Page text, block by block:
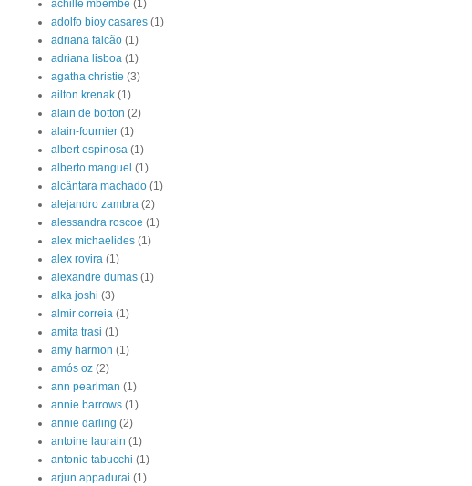
achille mbembe (1)
adolfo bioy casares (1)
adriana falcão (1)
adriana lisboa (1)
agatha christie (3)
ailton krenak (1)
alain de botton (2)
alain-fournier (1)
albert espinosa (1)
alberto manguel (1)
alcântara machado (1)
alejandro zambra (2)
alessandra roscoe (1)
alex michaelides (1)
alex rovira (1)
alexandre dumas (1)
alka joshi (3)
almir correia (1)
amita trasi (1)
amy harmon (1)
amós oz (2)
ann pearlman (1)
annie barrows (1)
annie darling (2)
antoine laurain (1)
antonio tabucchi (1)
arjun appadurai (1)